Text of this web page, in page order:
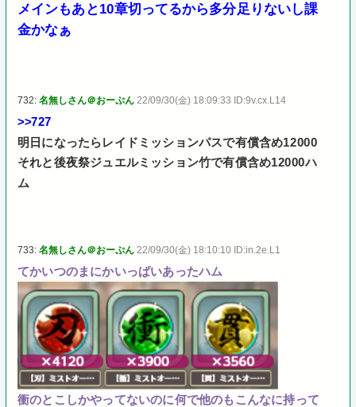
メインもあと10章切ってるから多分足りないし課
金かなぁ
732:名無しさん＠おーぷん 22/09/30(金) 18:09:33 ID:9v.cx.L14
>>727
明日になったらレイドミッションパスで有償含め12000
それと後夜祭ジュエルミッション竹で有償含め12000ハ
ム
733:名無しさん＠おーぷん 22/09/30(金) 18:10:10 ID:in.2e.L1
てかいつのまにかいっぱいあったハム
衝のとこしかやってないのに何で他のもこんなに持って